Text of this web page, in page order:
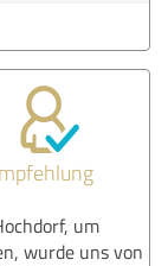
um
wurde uns von